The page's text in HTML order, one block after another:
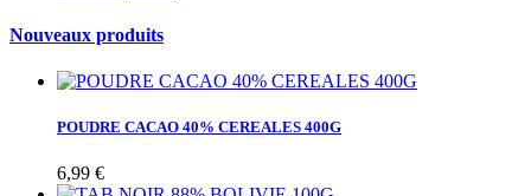
Nouveaux produits
POUDRE CACAO 40% CEREALES 400G
6,99 €